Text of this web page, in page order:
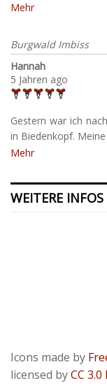
Mehr
Burgwald Imbiss
Hannah
5 Jahren ago
Gestern war ich
in Biedenkopf.
Mehr
WEITERE INFOS
Icons made by
licensed byCC 3.0